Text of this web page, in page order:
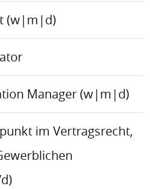
(w|m|d)
Manager (w|m|d)
im Vertragsrecht,